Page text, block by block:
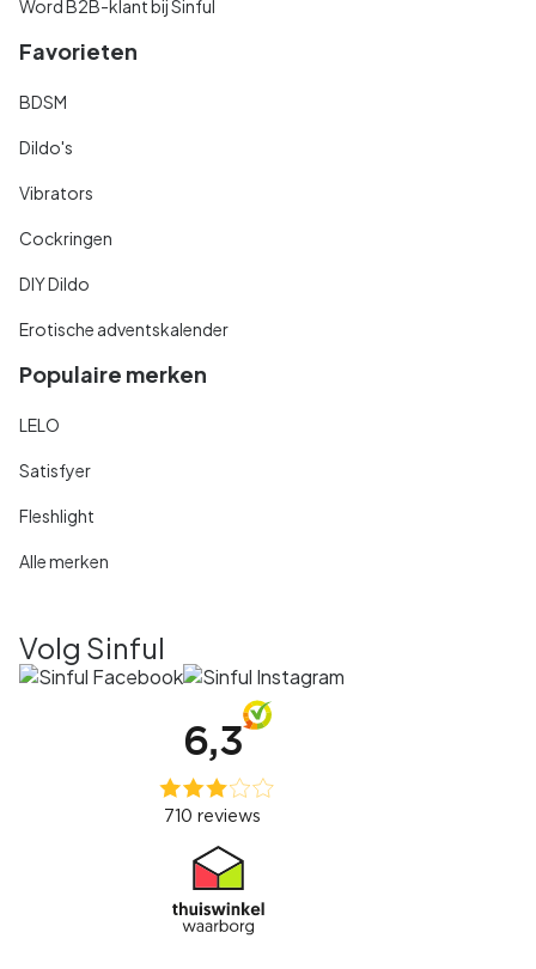
Word B2B-klant bij Sinful
Favorieten
BDSM
Dildo's
Vibrators
Cockringen
DIY Dildo
Erotische adventskalender
Populaire merken
LELO
Satisfyer
Fleshlight
Alle merken
Volg Sinful